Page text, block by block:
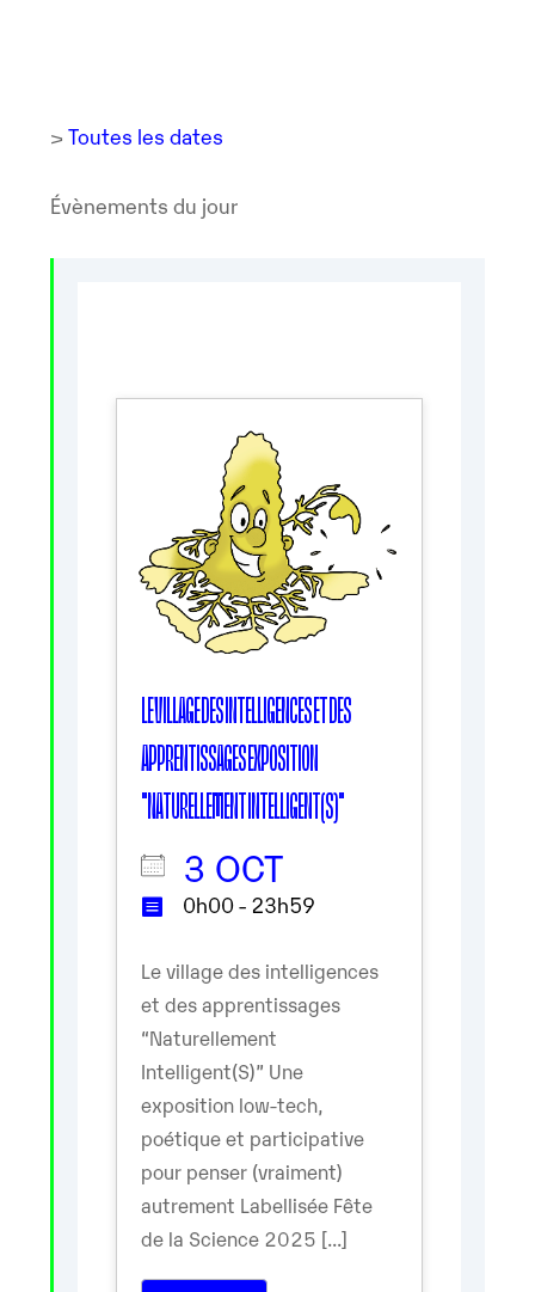
> Toutes les dates
Évènements du jour
LE VILLAGE DES INTELLIGENCES ET DES
APPRENTISSAGES EXPOSITION
"NATURELLEMENT INTELLIGENT(S)"
3 OCT
0h00 - 23h59
Le village des intelligences
et des apprentissages
“Naturellement
Intelligent(S)” Une
exposition low-tech,
poétique et participative
pour penser (vraiment)
autrement Labellisée Fête
de la Science 2025 [...]